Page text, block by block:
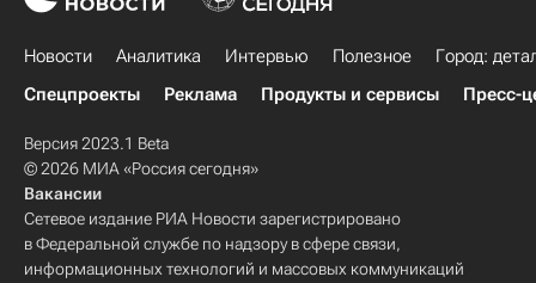
Новости Аналитика Интервью Полезное
Город:
Спецпроекты
Реклама Продукты и сервисы Пресс-
Версия 2023.1 Beta
© 2026 МИА «Россия сегодня»
Вакансии
Сетевое издание РИА Новости зарегистрировано
в Федеральной службе по надзору в сфере связи,
информационных технологий и массовых коммуникаций